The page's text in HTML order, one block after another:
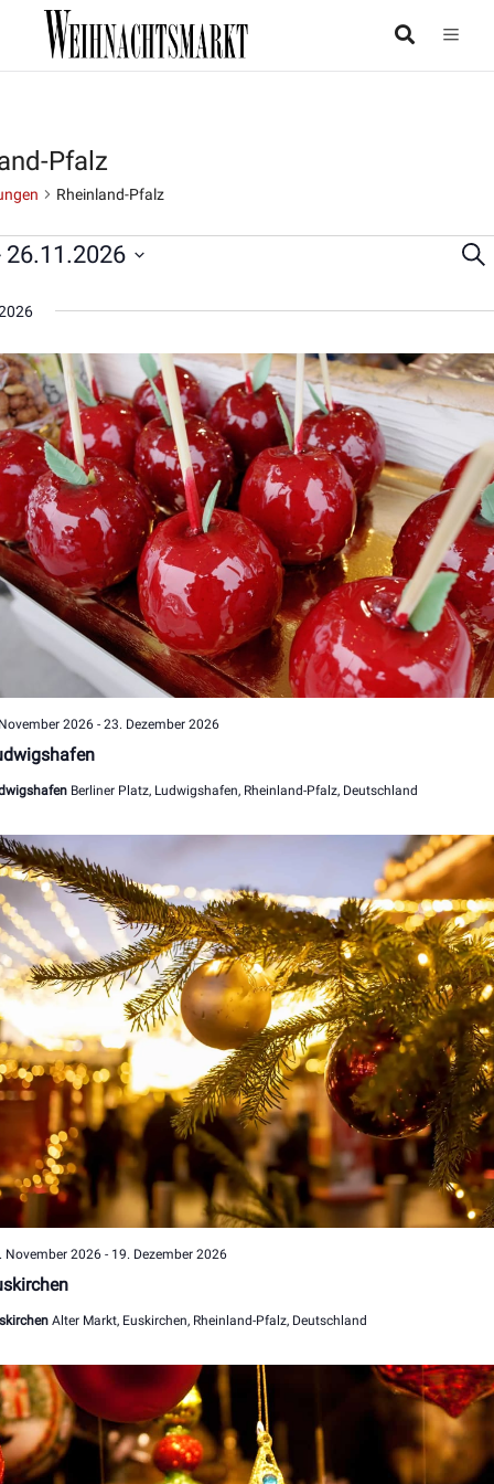
Pfalz
Rheinland-Pfalz
26.11.2026
2026- 23. Dezember 2026
Berliner Platz, Ludwigshafen, Rheinland-Pfalz, Deutschland
November 2026- 19. Dezember 2026
Alter Markt, Euskirchen, Rheinland-Pfalz, Deutschland